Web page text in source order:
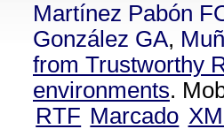
Martínez Pabón
González GA,
from Trustworthy
environments.
RTF Marcado